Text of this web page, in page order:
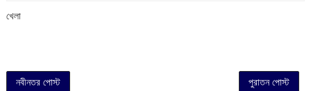
খেলা
নবীনতর পোস্ট পুরাতন পোস্ট